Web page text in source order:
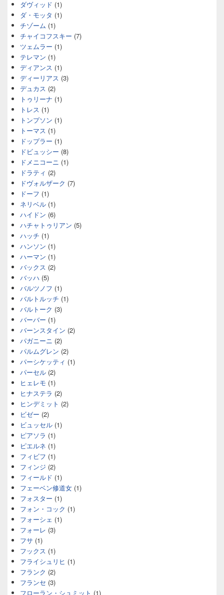
ダヴィッド (1)
ダ・モッタ (1)
チゾーム (1)
チャイコフスキー (7)
ツェムラー (1)
テレマン (1)
ディアンス (1)
ディーリアス (3)
デュカス (2)
トゥリーナ (1)
トレス (1)
トンプソン (1)
トーマス (1)
ドップラー (1)
ドビュッシー (8)
ドメニコーニ (1)
ドラティ (2)
ドヴォルザーク (7)
ドーフ (1)
ネリベル (1)
ハイドン (6)
ハチャトゥリアン (5)
ハッチ (1)
ハンソン (1)
ハーマン (1)
バックス (2)
バッハ (5)
バルツノフ (1)
バルトルッチ (1)
バルトーク (3)
バーバー (1)
バーンスタイン (2)
パガニーニ (2)
パルムグレン (2)
パーシケッティ (1)
パーセル (2)
ヒェレモ (1)
ヒナステラ (2)
ヒンデミット (2)
ビゼー (2)
ビュッセル (1)
ピアソラ (1)
ピエルネ (1)
フィビフ (1)
フィンジ (2)
フィールド (1)
フェーベン修道女 (1)
フォスター (1)
フォン・コック (1)
フォーシェ (1)
フォーレ (3)
フサ (1)
フックス (1)
フライシュリヒ (1)
フランク (2)
フランセ (3)
フローラン・シュミット (1)